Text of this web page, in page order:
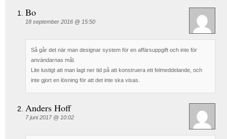
Bo
18 september 2016 @ 15:50
Så går det när man designar system för en affärsuppgift och inte för
användarnas mål.
Lite lustigt att man lagt ner tid på att konstruera ett felmeddelande, och
inte gjort en lösning för att det inte ska visas.
Anders Hoff
7 juni 2017 @ 10:02